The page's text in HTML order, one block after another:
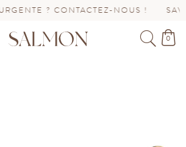
? CONTACTEZ-NOUS ! SAV
0